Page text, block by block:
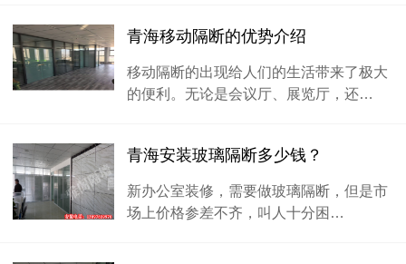
青海移动隔断的优势介绍
移动隔断的出现给人们的生活带来了极大
的便利。无论是会议厅、展览厅，还…
青海安装玻璃隔断多少钱？
新办公室装修，需要做玻璃隔断，但是市
场上价格参差不齐，叫人十分困…